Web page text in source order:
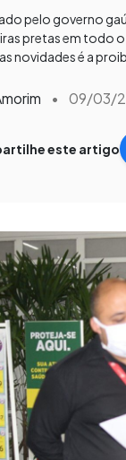
pelo governo
pretas em todo
novidades é a
• 09/03/
este artigo